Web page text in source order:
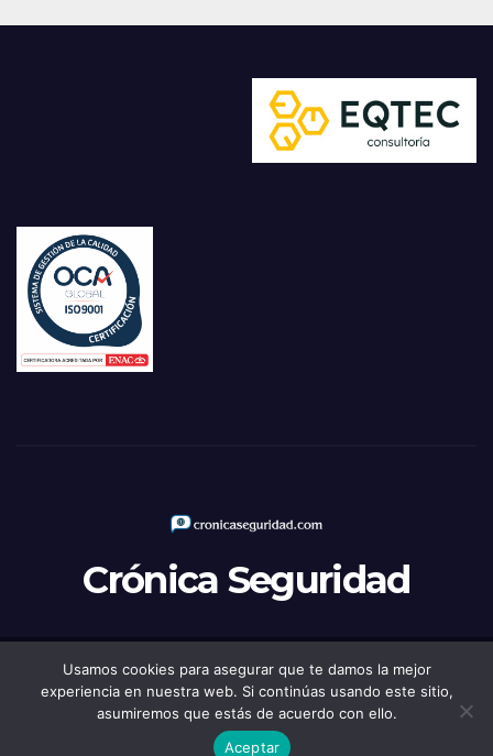
Crónica Seguridad
Funciona gracias a WordPress|Tema: Newsup deThemeansar
Aviso legal
Usamos cookies para asegurar que te damos la mejor
experiencia en nuestra web. Si continúas usando este sitio,
asumiremos que estás de acuerdo con ello.
Aceptar